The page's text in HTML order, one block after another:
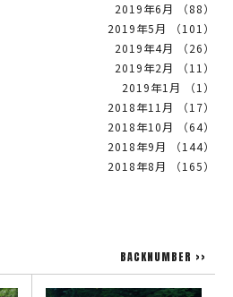
2019年6月 （88）
2019年5月 （101）
2019年4月 （26）
2019年2月 （11）
2019年1月 （1）
2018年11月 （17）
2018年10月 （64）
2018年9月 （144）
2018年8月 （165）
BACKNUMBER >>